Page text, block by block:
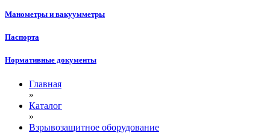
Манометры и вакуумметры
Паспорта
Нормативные документы
Главная
»
Каталог
»
Взрывозащитное оборудование